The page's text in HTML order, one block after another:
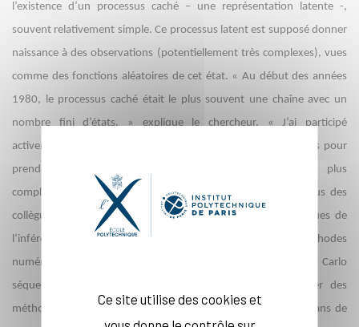
l’existence d’un processus caché – une représentation latente -,
souvent relativement simple. Ce processus latent est supposé donner
naissance à des observations (potentiellement très complexes), vues
comme des fonctions aléatoires de cet état. « Au début des années
1980, le processus caché était le plus souvent une chaîne avec un
nombre fini d’états. » explique le chercheur. « J’ai participé
activement à la généralisation des chaînes de Markov cachées pour
prendre en compte des dynamiques latentes beaucoup plus
complexes. Avec mes étudiants, aujourd’hui souvent devenus des
collègues, nous avons à la fois développé les bases théoriques de
l’inférence de tels modèles, mais aussi proposé des méthodes
numériques très innovantes : les méthodes de Monte Carlo
séquentielles ». Ces approches permettent de développer des
méthodes de « filtrage non-linéaires » utilisées aujourd’hui dans de
Ce site utilise des cookies et